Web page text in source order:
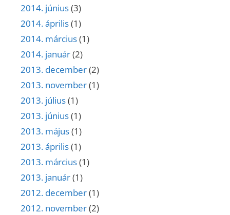
2014. június(3)
2014. április(1)
2014. március(1)
2014. január(2)
2013. december(2)
2013. november(1)
2013. július(1)
2013. június(1)
2013. május(1)
2013. április(1)
2013. március(1)
2013. január(1)
2012. december(1)
2012. november(2)